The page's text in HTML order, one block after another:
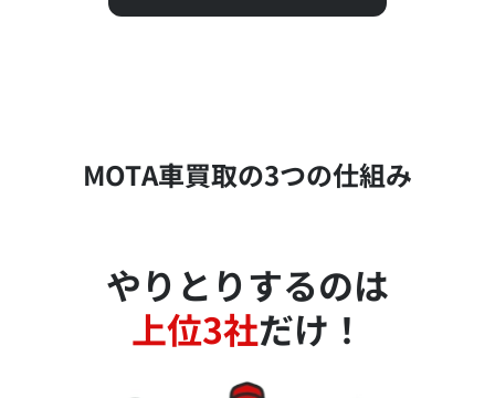
MOTA車買取の3つの仕組み
やりとりするのは
上位3社だけ！